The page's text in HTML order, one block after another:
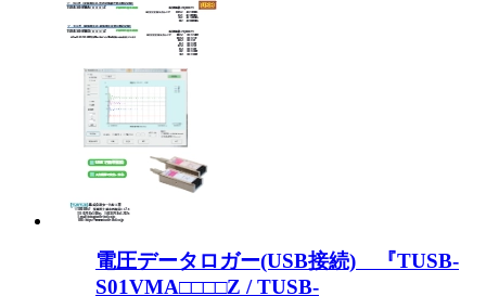
電圧データロガー(USB接続) 『TUSB-
S01VMA□□□□Z / TUSB-